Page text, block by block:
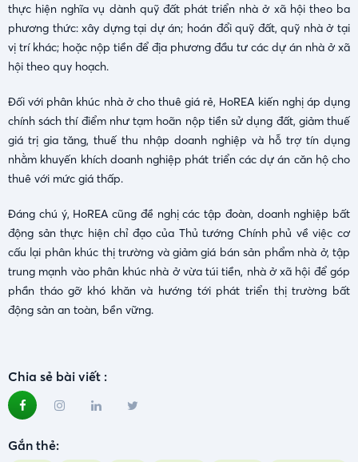
thực hiện nghĩa vụ dành quỹ đất phát triển nhà ở xã hội theo ba
phương thức: xây dựng tại dự án; hoán đổi quỹ đất, quỹ nhà ở tại
vị trí khác; hoặc nộp tiền để địa phương đầu tư các dự án nhà ở xã
hội theo quy hoạch.
Đối với phân khúc nhà ở cho thuê giá rẻ, HoREA kiến nghị áp dụng
chính sách thí điểm như tạm hoãn nộp tiền sử dụng đất, giảm thuế
giá trị gia tăng, thuế thu nhập doanh nghiệp và hỗ trợ tín dụng
nhằm khuyến khích doanh nghiệp phát triển các dự án căn hộ cho
thuê với mức giá thấp.
Đáng chú ý, HoREA cũng đề nghị các tập đoàn, doanh nghiệp bất
động sản thực hiện chỉ đạo của Thủ tướng Chính phủ về việc cơ
cấu lại phân khúc thị trường và giảm giá bán sản phẩm nhà ở, tập
trung mạnh vào phân khúc nhà ở vừa túi tiền, nhà ở xã hội để góp
phần tháo gỡ khó khăn và hướng tới phát triển thị trường bất
động sản an toàn, bền vững.
Chia sẻ bài viết :
Gắn thẻ: